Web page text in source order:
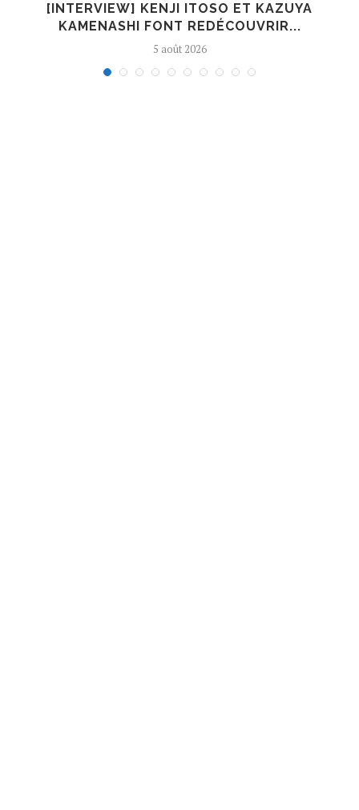
[INTERVIEW] KENJI ITOSO ET KAZUYA
KAMENASHI FONT REDÉCOUVRIR...
5 août 2026